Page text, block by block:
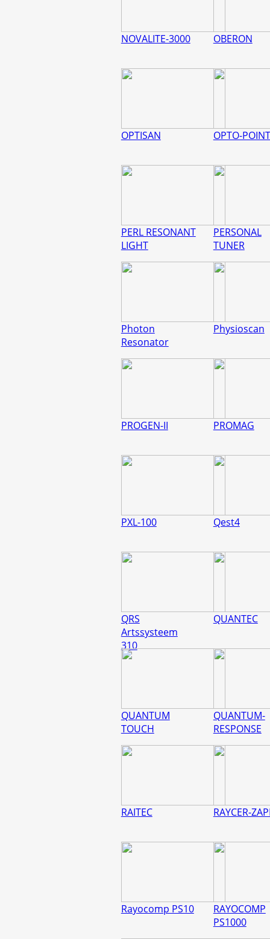
NOVALITE-3000 OBERON
OPTISAN OPTO-POINT
PERL RESONANT
LIGHT
PERSONAL
TUNER
Photon
Resonator
Physioscan
PROGEN-II PROMAG
PXL-100 Qest4
QRS
Artssysteem
310
QUANTEC
QUANTUM
TOUCH
QUANTUM-
RESPONSE
RAITEC RAYCER-
Rayocomp PS10
RAYOCOMP
PS1000